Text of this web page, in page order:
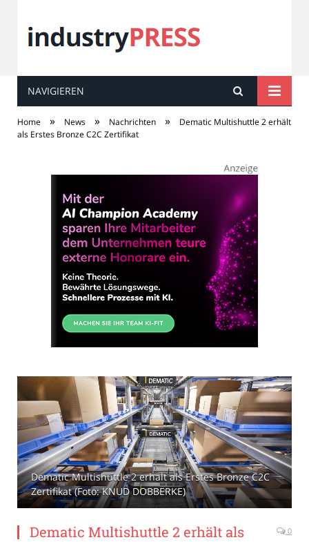
industryPRESS
NAVIGIEREN
Home » News » Nachrichten »
Dematic Multishuttle 2 erhält
als Erstes Bronze C2C Zertifikat
Dematic Multishuttle 2 erhält als Erstes Bronze C2C
Zertifikat (Foto: KNUD DOBBERKE)
Dematic Multishuttle 2 erhält als
0